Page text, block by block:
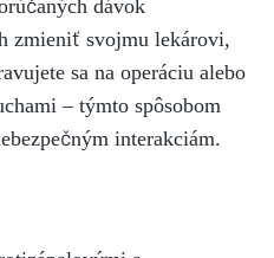
dávok
zmieniť svojmu lekárovi,
sa na operáciu alebo
– týmto spôsobom
interakciám.